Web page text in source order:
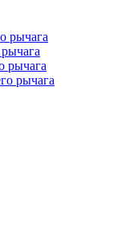
рычага
рычага
рычага